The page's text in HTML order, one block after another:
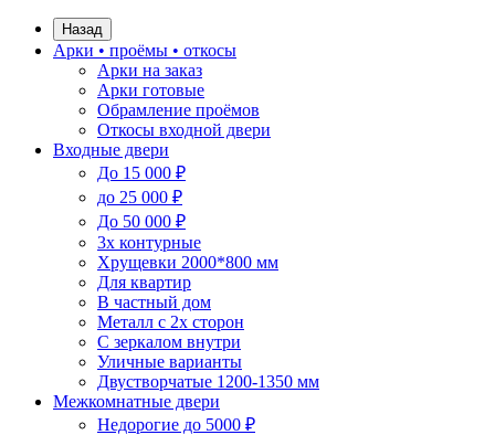
Назад
Арки • проёмы • откосы
Арки на заказ
Арки готовые
Обрамление проёмов
Откосы входной двери
Входные двери
До 15 000 ₽
до 25 000 ₽
До 50 000 ₽
3х контурные
Хрущевки 2000*800 мм
Для квартир
В частный дом
Металл с 2х сторон
С зеркалом внутри
Уличные варианты
Двустворчатые 1200-1350 мм
Межкомнатные двери
Недорогие до 5000 ₽